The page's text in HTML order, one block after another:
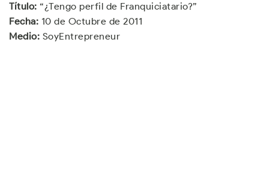
Título: “¿Tengo perfil de Franquiciatario?”
Fecha: 10 de Octubre de 2011
Medio: SoyEntrepreneur